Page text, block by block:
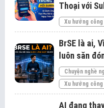
Thoại với
Xu hướng công
BrSE là ai,
luôn săn
Chuyện nghề
Xu hướng công
AI đang